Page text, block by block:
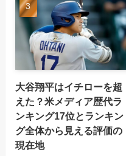
大谷翔平はイチローを超
えた？米メディア歴代ラ
ンキング17位とランキン
グ全体から見える評価の
現在地